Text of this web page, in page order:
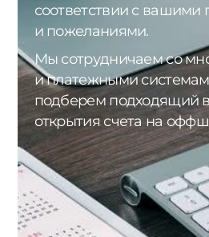
соответствии с вашими
и пожеланиями.
Мы сотрудничаем со
и платежными
подберем подходящий
открытия счета на